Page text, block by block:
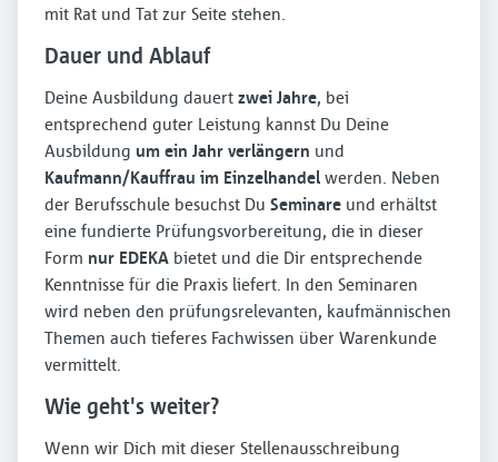
mit Rat und Tat zur Seite stehen.
Dauer und Ablauf
Deine Ausbildung dauert zwei Jahre, bei
entsprechend guter Leistung kannst Du Deine
Ausbildung um ein Jahr verlängern und
Kaufmann/Kauffrau im Einzelhandel werden. Neben
der Berufsschule besuchst Du Seminare und erhältst
eine fundierte Prüfungsvorbereitung, die in dieser
Form nur EDEKA bietet und die Dir entsprechende
Kenntnisse für die Praxis liefert. In den Seminaren
wird neben den prüfungsrelevanten, kaufmännischen
Themen auch tieferes Fachwissen über Warenkunde
vermittelt.
Wie geht's weiter?
Wenn wir Dich mit dieser Stellenausschreibung